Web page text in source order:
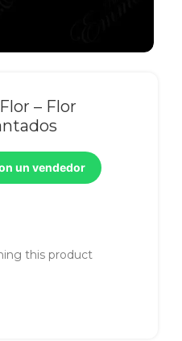
– Flor
un vendedor
this product